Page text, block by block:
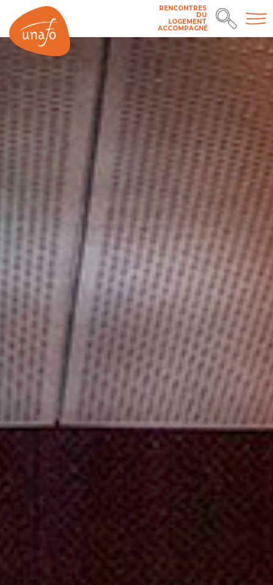
RENCONTRES
DU
LOGEMENT
ACCOMPAGNÉ